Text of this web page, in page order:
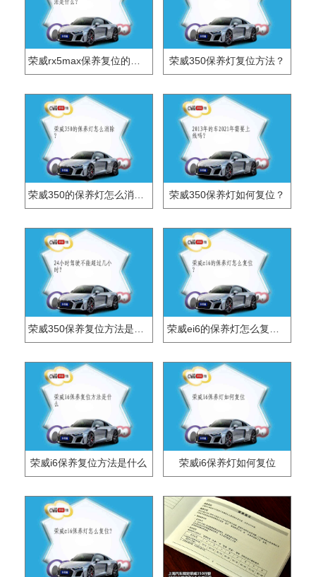
荣威rx5max保养复位的方法是什么？ 荣威350保养灯复位方法？
荣威350的保养灯怎么消除？ 荣威350保养灯如何复位？
荣威350保养复位方法是什么？ 荣威ei6的保养灯怎么复位？
荣威i6保养复位方法是什么 荣威i6保养灯如何复位